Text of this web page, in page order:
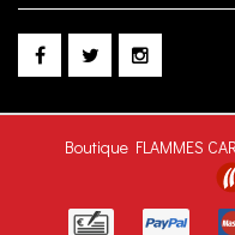
Boutique FLAMMES